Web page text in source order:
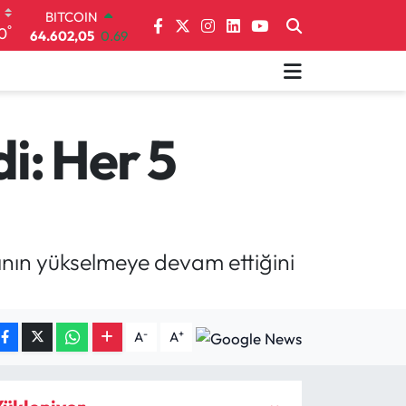
°
DOLAR
47,6006 0.06
EURO
6513.94
0.32
BİST100
Her 5
yükselmeye devam ettiğini
A- A+